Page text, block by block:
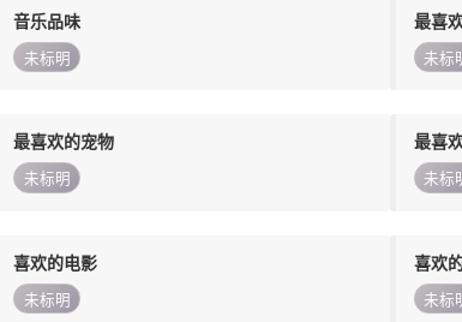
音乐品味
未标明
最喜
未标
最喜欢的宠物
未标明
最喜
未标
喜欢的电影
未标明
喜欢
未标